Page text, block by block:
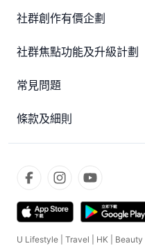
社群創作有價企劃
社群焦點功能及升級計劃
常見問題
條款及細則
U Lifestyle Travel HK Beauty